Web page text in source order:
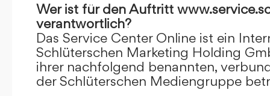
Wer ist für den Auftritt
verantwortlich?
Das Service Center Online ist ein
Schlüterschen Marketing Holding
ihrer nachfolgend benannten,
der Schlüterschen Mediengruppe